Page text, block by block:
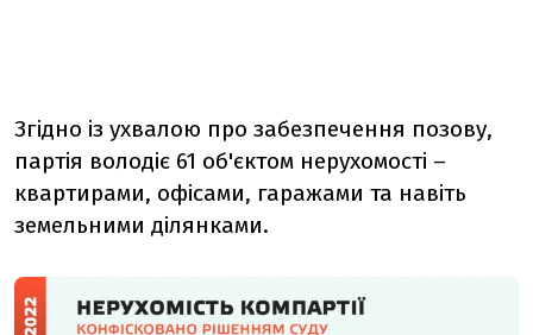
Згідно із ухвалою про забезпечення позову,
партія володіє 61 об'єктом нерухомості –
квартирами, офісами, гаражами та навіть
земельними ділянками.